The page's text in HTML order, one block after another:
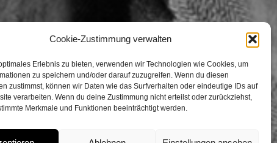
Cookie-Zustimmung verwalten
Erlebnis zu bieten, verwenden wir Technologien wie Cookies, um
zu speichern und/oder darauf zuzugreifen. Wenn du diesen
zustimmst, können wir Daten wie das Surfverhalten oder eindeutige IDs auf
verarbeiten. Wenn du deine Zustimmung nicht erteilst oder zurückziehst,
Merkmale und Funktionen beeinträchtigt werden.